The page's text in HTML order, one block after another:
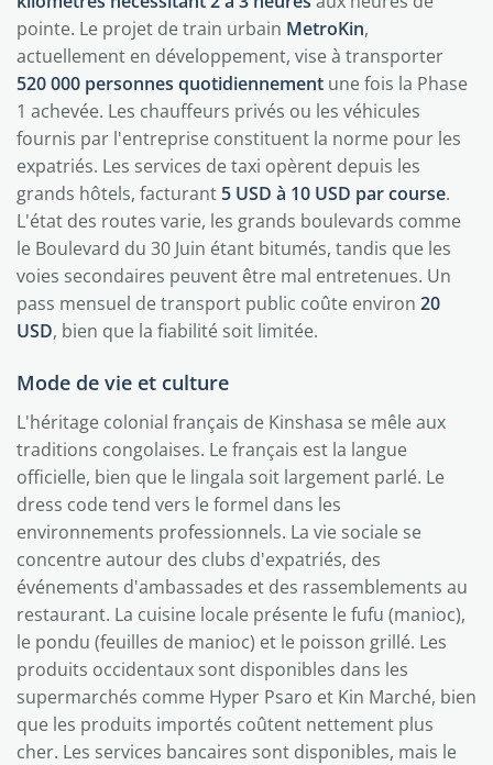
pointe. Le projet de train urbain MetroKin,
actuellement en développement, vise à transporter
520 000 personnes quotidiennement une fois la Phase
1 achevée. Les chauffeurs privés ou les véhicules
fournis par l'entreprise constituent la norme pour les
expatriés. Les services de taxi opèrent depuis les
grands hôtels, facturant 5 USD à 10 USD par course.
L'état des routes varie, les grands boulevards comme
le Boulevard du 30 Juin étant bitumés, tandis que les
voies secondaires peuvent être mal entretenues. Un
pass mensuel de transport public coûte environ 20
USD, bien que la fiabilité soit limitée.
Mode de vie et culture
L'héritage colonial français de Kinshasa se mêle aux
traditions congolaises. Le français est la langue
officielle, bien que le lingala soit largement parlé. Le
dress code tend vers le formel dans les
environnements professionnels. La vie sociale se
concentre autour des clubs d'expatriés, des
événements d'ambassades et des rassemblements au
restaurant. La cuisine locale présente le fufu (manioc),
le pondu (feuilles de manioc) et le poisson grillé. Les
produits occidentaux sont disponibles dans les
supermarchés comme Hyper Psaro et Kin Marché, bien
que les produits importés coûtent nettement plus
cher. Les services bancaires sont disponibles, mais le